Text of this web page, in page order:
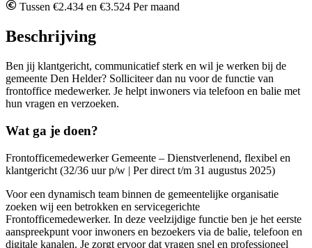
Tussen €2.434 en €3.524 Per maand
Beschrijving
Ben jij klantgericht, communicatief sterk en wil je werken bij de
gemeente Den Helder? Solliciteer dan nu voor de functie van
frontoffice medewerker. Je helpt inwoners via telefoon en balie met
hun vragen en verzoeken.
Wat ga je doen?
Frontofficemedewerker Gemeente – Dienstverlenend, flexibel en
klantgericht (32/36 uur p/w | Per direct t/m 31 augustus 2025)
Voor een dynamisch team binnen de gemeentelijke organisatie
zoeken wij een betrokken en servicegerichte
Frontofficemedewerker. In deze veelzijdige functie ben je het eerste
aanspreekpunt voor inwoners en bezoekers via de balie, telefoon en
digitale kanalen. Je zorgt ervoor dat vragen snel en professioneel